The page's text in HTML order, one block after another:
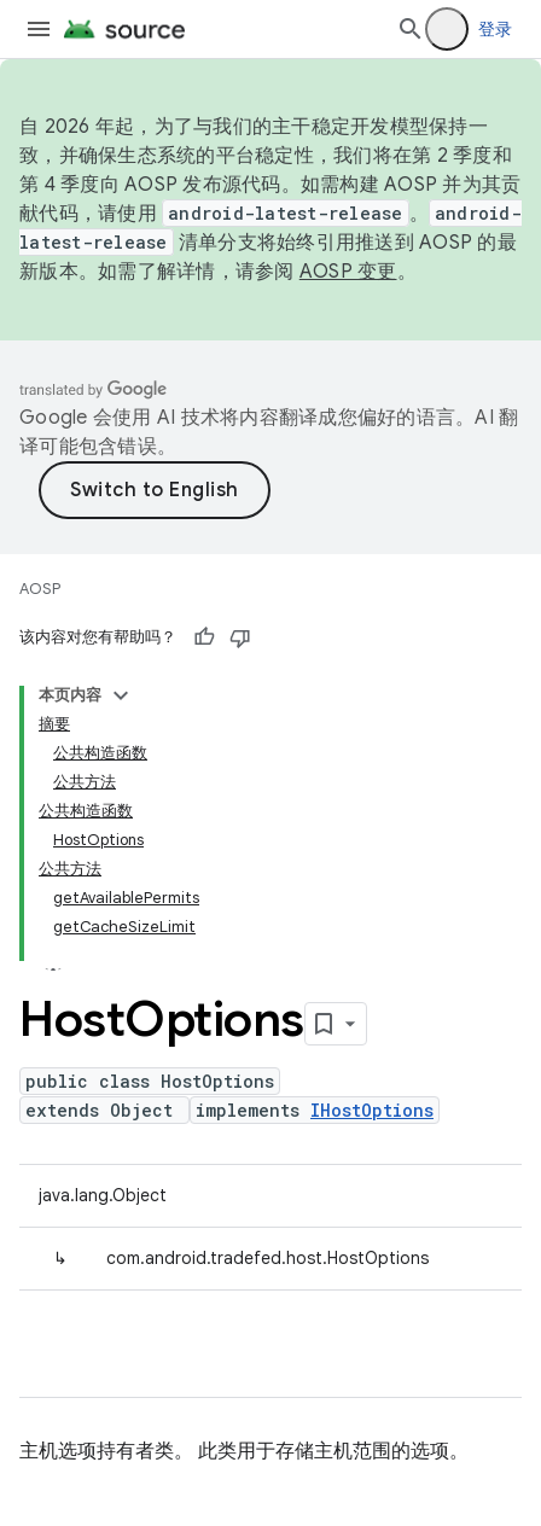
登录
自 2026 年起，为了与我们的主干稳定开发模型保持一
致，并确保生态系统的平台稳定性，我们将在第 2 季度和
第 4 季度向 AOSP 发布源代码。如需构建 AOSP 并为其贡
献代码，请使用 android-latest-release 。
android-
latest-release 清单分支将始终引用推送到 AOSP 的最
新版本。如需了解详情，请参阅 AOSP 变更。
Google 会使用 AI 技术将内容翻译成您偏好的语言。AI 翻
译可能包含错误。
AOSP
该内容对您有帮助吗？
本页内容
摘要
公共构造函数
公共方法
公共构造函数
HostOptions
公共方法
getAvailablePermits
getCacheSizeLimit
HostOptions
public class HostOptions
extends Object
implements IHostOptions
java.lang.Object
↳ com.android.tradefed.host.HostOptions
主机选项持有者类。 此类用于存储主机范围的选项。